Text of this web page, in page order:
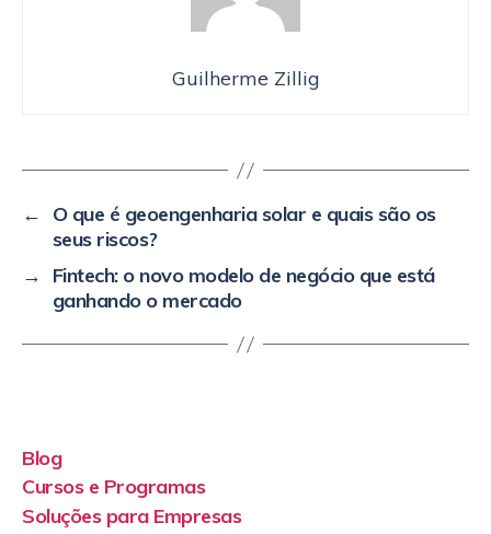
Guilherme Zillig
←
O que é geoengenharia solar e quais são os
seus riscos?
→
Fintech: o novo modelo de negócio que está
ganhando o mercado
Blog
Cursos e Programas
Soluções para Empresas